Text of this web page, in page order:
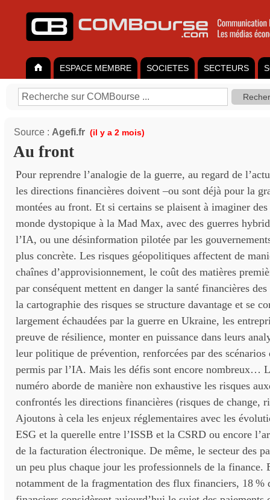
ESPACE MEMBRE SOCIETES SECTEURS
Source : Agefi.fr (il y a 2 mois)
Au front
Pour reprendre l’analogie de la guerre, au regard de
les directions financières doivent –ou sont déjà pour la
montées au front. Et si certains se plaisent à imaginer des
monde dystopique à la Mad Max, avec des guerres
l’IA, ou une désinformation pilotée par les
plus concrète. Les risques géopolitiques affectent de
chaînes d’approvisionnement, le coût des matières
par conséquent mettent en danger la santé financières
la cartographie des risques se structure davantage et se
largement échaudées par la guerre en Ukraine, les
preuve de résilience, monter en puissance dans leurs
leur politique de prévention, renforcées par des scénarios
permis par l’IA. Mais les défis sont encore nombreux…
numéro aborde de manière non exhaustive les risques
confrontés les directions financières (risques de change,
Ajoutons à cela les enjeux réglementaires avec les
ESG et la querelle entre l’ISSB et la CSRD ou encore
de la facturation électronique. De même, le secteur des
un peu plus chaque jour les professionnels de la finance.
notamment de la fragmentation des flux financiers, 18 %